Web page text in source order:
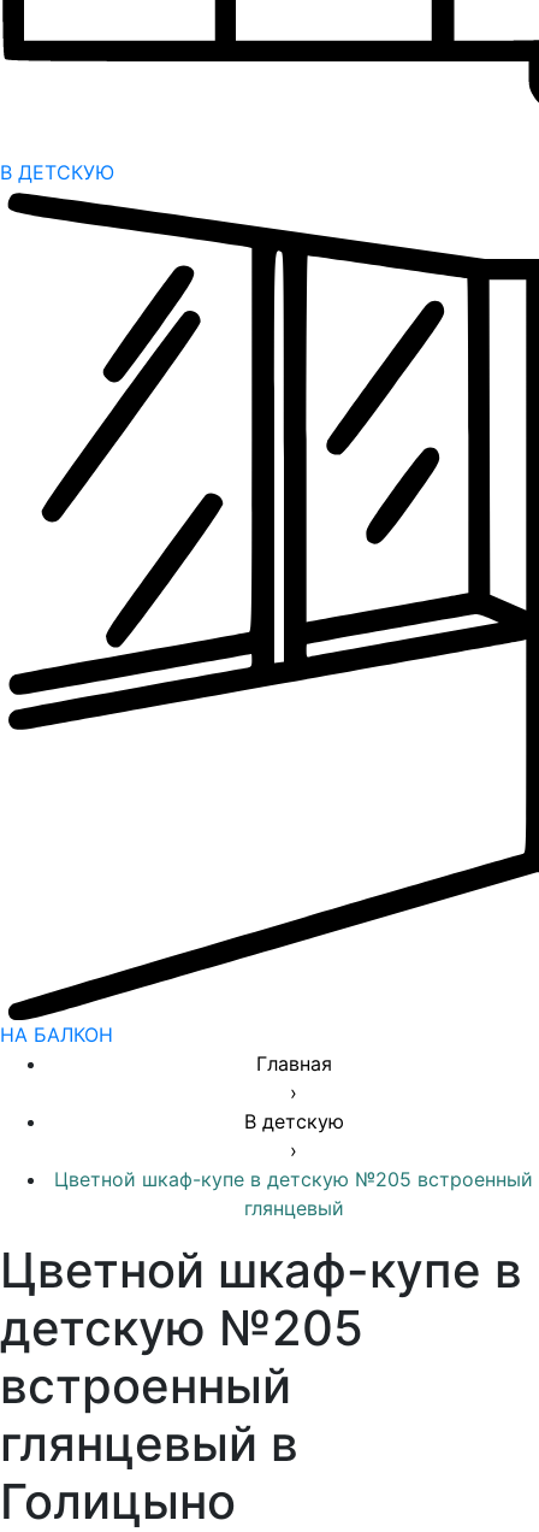
В ДЕТСКУЮ
НА БАЛКОН
Главная
›
В детскую
›
Цветной шкаф-купе в детскую №205 встроенный
глянцевый
Цветной шкаф-купе в
детскую №205
встроенный
глянцевый в
Голицыно